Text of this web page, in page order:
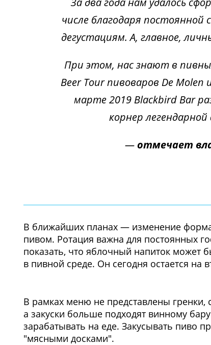
числе благодаря
дегустациям. А, главное,
При этом, нас знают в
Beer Tour пивоваров De
марте 2019 Blackbird Bar
корнер
— отмечает
В ближайших планах — изменение
пивом. Ротация важна для постоянных
показать, что яблочный напиток может
в пивной среде. Он сегодня остается на
1/3
В рамках меню не представлены
а закуски больше подходят винному
зарабатывать на еде. Закусывать пиво
"мясными досками".